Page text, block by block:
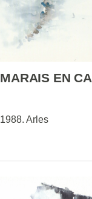
MARAIS EN
1988. Arles